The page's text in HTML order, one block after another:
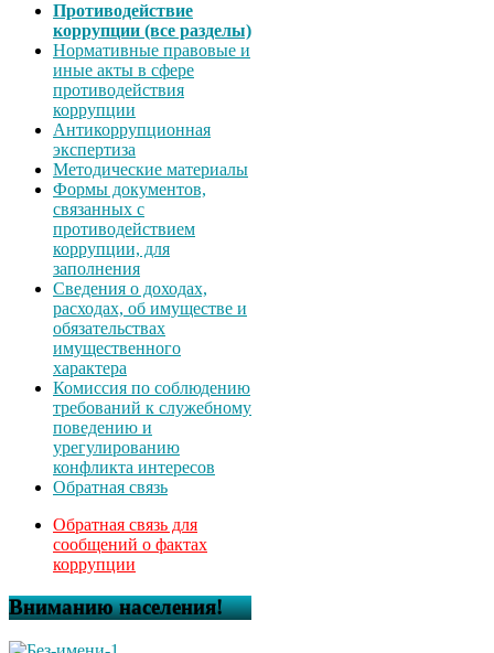
Противодействие
коррупции (все разделы)
Нормативные правовые и
иные акты в сфере
противодействия
коррупции
Антикоррупционная
экспертиза
Методические материалы
Формы документов,
связанных с
противодействием
коррупции, для
заполнения
Сведения о доходах,
расходах, об имуществе и
обязательствах
имущественного
характера
Комиссия по соблюдению
требований к служебному
поведению и
урегулированию
конфликта интересов
Обратная связь
Обратная связь для
сообщений о фактах
коррупции
Вниманию населения!